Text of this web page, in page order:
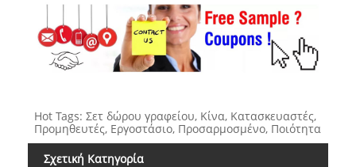
Hot Tags: Σετ δώρου γραφείου, Κίνα, Κατασκευαστές,
Προμηθευτές, Εργοστάσιο, Προσαρμοσμένο, Ποιότητα
Σχετική Κατηγορία